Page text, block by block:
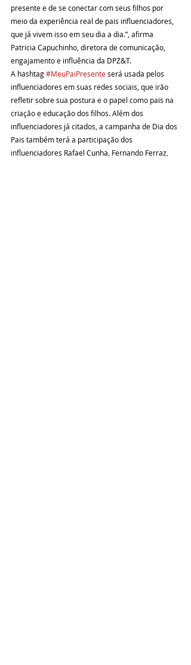
presente e de se conectar com seus filhos por
meio da experiência real de pais influenciadores,
que já vivem isso em seu dia a dia.”, afirma
Patricia Capuchinho, diretora de comunicação,
engajamento e influência da DPZ&T.
A hashtag #MeuPaiPresente será usada pelos
influenciadores em suas redes sociais, que irão
refletir sobre sua postura e o papel como pais na
criação e educação dos filhos. Além dos
influenciadores já citados, a campanha de Dia dos
Pais também terá a participação dos
influenciadores Rafael Cunha, Fernando Ferraz,